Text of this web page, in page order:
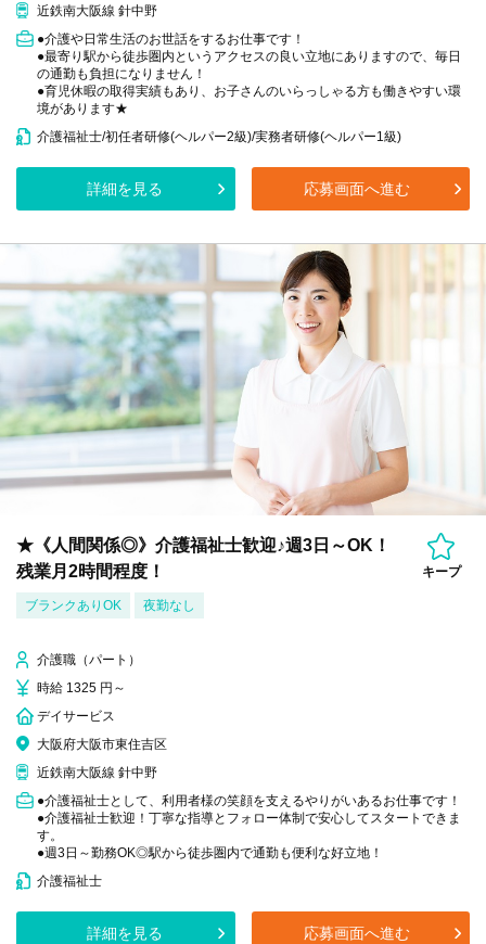
近鉄南大阪線 針中野
●介護や日常生活のお世話をするお仕事です！
●最寄り駅から徒歩圏内というアクセスの良い立地にありますので、毎日
の通勤も負担になりません！
●育児休暇の取得実績もあり、お子さんのいらっしゃる方も働きやすい環
境があります★
介護福祉士/初任者研修(ヘルパー2級)/実務者研修(ヘルパー1級)
詳細を見る 応募画面へ進む
★《人間関係◎》介護福祉士歓迎♪週3日～OK！
残業月2時間程度！
キープ
ブランクありOK 夜勤なし
介護職（パート）
時給 1325 円～
デイサービス
大阪府大阪市東住吉区
近鉄南大阪線 針中野
●介護福祉士として、利用者様の笑顔を支えるやりがいあるお仕事です！
●介護福祉士歓迎！丁寧な指導とフォロー体制で安心してスタートできま
す。
●週3日～勤務OK◎駅から徒歩圏内で通勤も便利な好立地！
介護福祉士
詳細を見る 応募画面へ進む